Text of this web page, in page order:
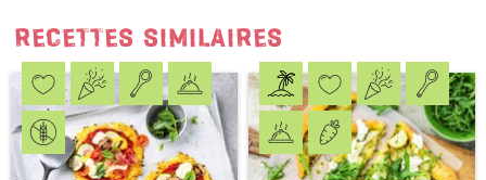
RECETTES SIMILAIRES